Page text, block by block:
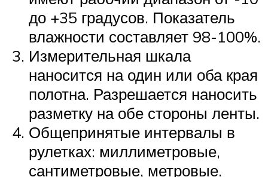
до +35 градусов. Показатель
влажности составляет 98-100%.
Измерительная шкала
наносится на один или оба края
полотна. Разрешается наносить
разметку на обе стороны ленты.
Общепринятые интервалы в
рулетках: миллиметровые,
сантиметровые, метровые.